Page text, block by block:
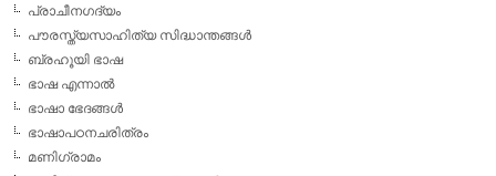
പ്രാചീനഗദ്യം
പൗരസ്ത്യസാഹിത്യ സിദ്ധാന്തങ്ങള്‍
ബ്രഹൂയി ഭാഷ
ഭാഷ എന്നാല്‍
ഭാഷാ ഭേദങ്ങള്‍
ഭാഷാപഠനചരിത്രം
മണിഗ്രാമം